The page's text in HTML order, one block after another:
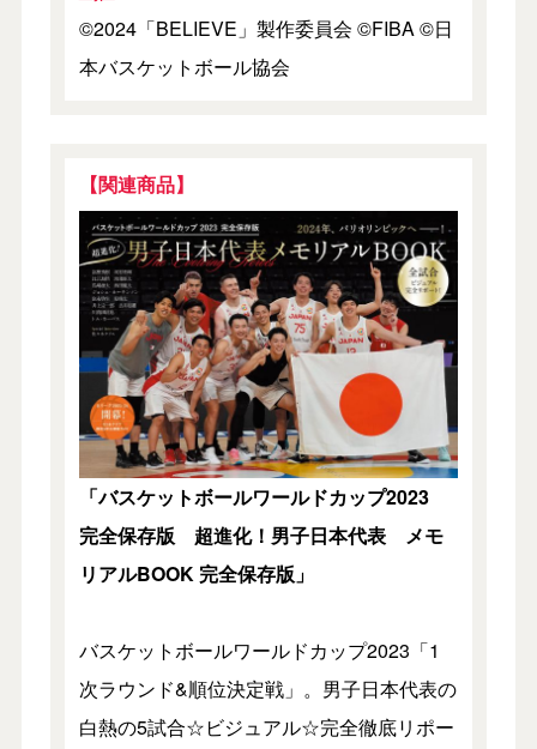
©2024「BELIEVE」製作委員会 ©FIBA ©日
本バスケットボール協会
【関連商品】
「バスケットボールワールドカップ2023
完全保存版 超進化！男子日本代表 メモ
リアルBOOK 完全保存版」
バスケットボールワールドカップ2023「1
次ラウンド&順位決定戦」。男子日本代表の
白熱の5試合☆ビジュアル☆完全徹底リポー